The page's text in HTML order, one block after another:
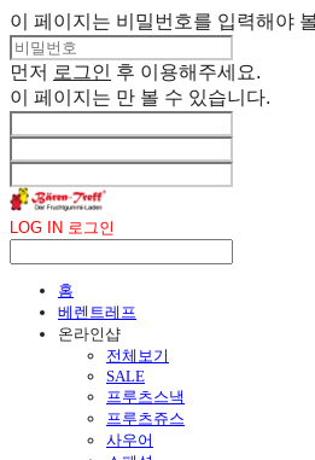
이 페이지는 비밀번호를 입력해야
먼저 로그인 후 이용해주세요.
이 페이지는 만 볼 수 있습니다.
LOG IN 로그인
홈
베렌트레프
온라인샵
전체보기
SALE
프루츠스낵
프루츠쥬스
사우어